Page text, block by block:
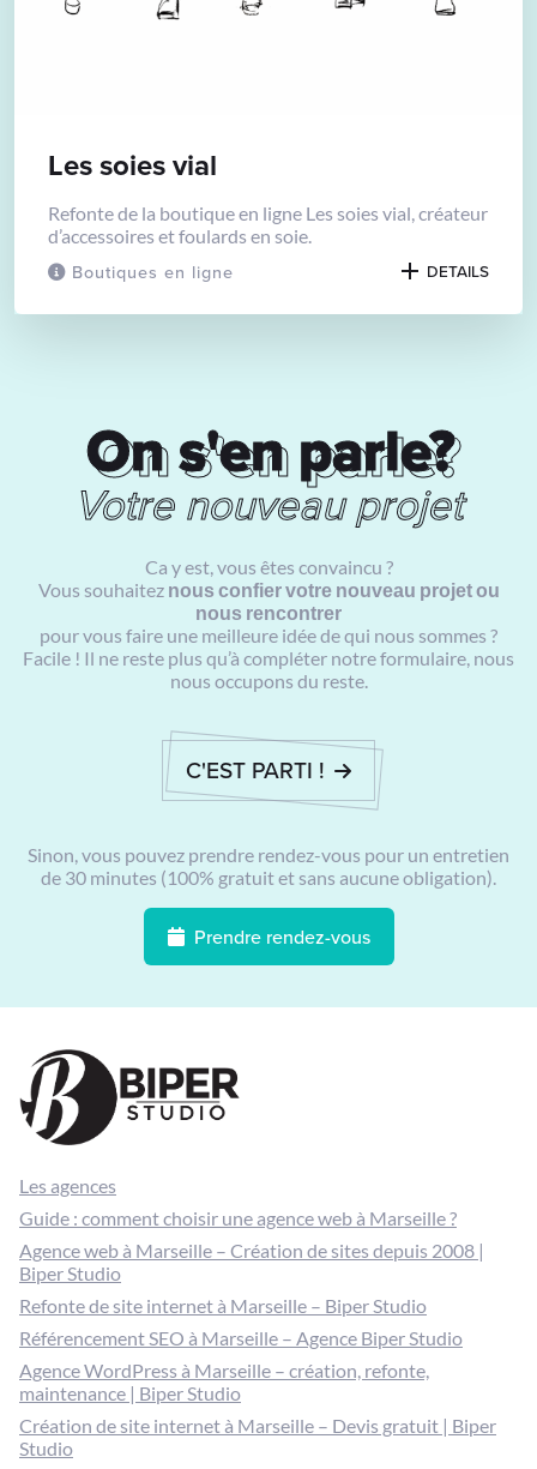
Boutiques en ligne
Les soies vial
Refonte de la boutique en ligne Les soies vial, créateur
d’accessoires et foulards en soie.
DETAILS
On s'en parle?
On s'en parle?
Votre nouveau projet
Ca y est, vous êtes convaincu ?
Vous souhaitez nous confier votre nouveau projet ou
nous rencontrer
pour vous faire une meilleure idée de qui nous sommes ?
Facile ! Il ne reste plus qu’à compléter notre formulaire, nous
nous occupons du reste.
C'EST PARTI !
Sinon, vous pouvez prendre rendez-vous pour un entretien
de 30 minutes (100% gratuit et sans aucune obligation).
Prendre rendez-vous
Les agences
Guide : comment choisir une agence web à Marseille ?
Agence web à Marseille – Création de sites depuis 2008 |
Biper Studio
Refonte de site internet à Marseille – Biper Studio
Référencement SEO à Marseille – Agence Biper Studio
Agence WordPress à Marseille – création, refonte,
maintenance | Biper Studio
Création de site internet à Marseille – Devis gratuit | Biper
Studio